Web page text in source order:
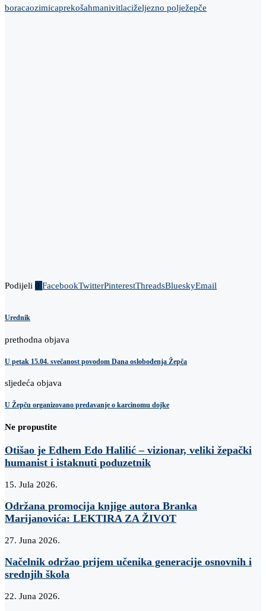
boracaozimicaprekošahmanivitlaciželjezno polježepče
Podijeli 0 FacebookTwitterPinterestThreadsBlueskyEmail
Urednik
prethodna objava
U petak 15.04. svečanost povodom Dana oslobođenja Žepča
sljedeća objava
U Žepču organizovano predavanje o karcinomu dojke
Ne propustite
Otišao je Edhem Edo Halilić – vizionar, veliki žepački
humanist i istaknuti poduzetnik
15. Jula 2026.
Održana promocija knjige autora Branka
Marijanovića: LEKTIRA ZA ŽIVOT
27. Juna 2026.
Načelnik održao prijem učenika generacije osnovnih i
srednjih škola
22. Juna 2026.